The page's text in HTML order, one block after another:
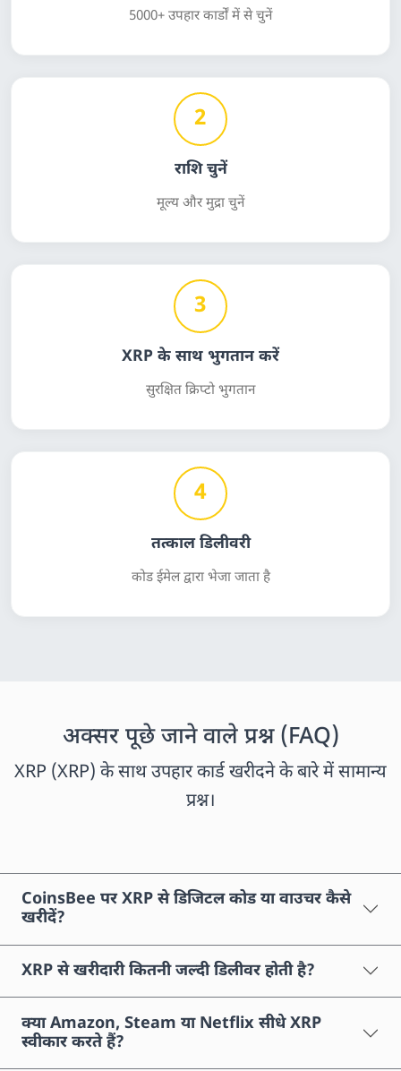
5000+ उपहार कार्डों में से चुनें
2
राशि चुनें
मूल्य और मुद्रा चुनें
3
XRP के साथ भुगतान करें
सुरक्षित क्रिप्टो भुगतान
4
तत्काल डिलीवरी
कोड ईमेल द्वारा भेजा जाता है
अक्सर पूछे जाने वाले प्रश्न (FAQ)
XRP (XRP) के साथ उपहार कार्ड खरीदने के बारे में सामान्य
प्रश्न।
CoinsBee पर XRP से डिजिटल कोड या वाउचर कैसे
खरीदें?
XRP से खरीदारी कितनी जल्दी डिलीवर होती है?
क्या Amazon, Steam या Netflix सीधे XRP
स्वीकार करते हैं?